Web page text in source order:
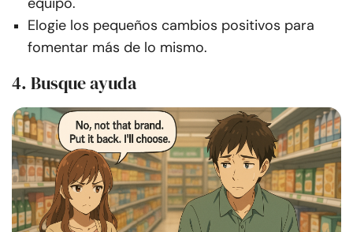
Elogie los pequeños cambios positivos para
fomentar más de lo mismo.
4. Busque ayuda